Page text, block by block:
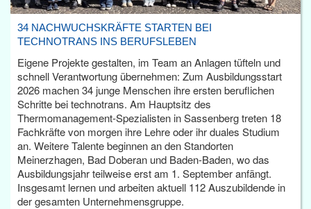
34 NACHWUCHSKRÄFTE STARTEN BEI
TECHNOTRANS INS BERUFSLEBEN
Eigene Projekte gestalten, im Team an Anlagen tüfteln und
schnell Verantwortung übernehmen: Zum Ausbildungsstart
2026 machen 34 junge Menschen ihre ersten beruflichen
Schritte bei technotrans. Am Hauptsitz des
Thermomanagement-Spezialisten in Sassenberg treten 18
Fachkräfte von morgen ihre Lehre oder ihr duales Studium
an. Weitere Talente beginnen an den Standorten
Meinerzhagen, Bad Doberan und Baden-Baden, wo das
Ausbildungsjahr teilweise erst am 1. September anfängt.
Insgesamt lernen und arbeiten aktuell 112 Auszubildende in
der gesamten Unternehmensgruppe.